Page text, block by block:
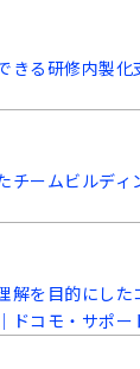
きる研修内製
チームビルデ
を目的にした
ドコモ・サポー